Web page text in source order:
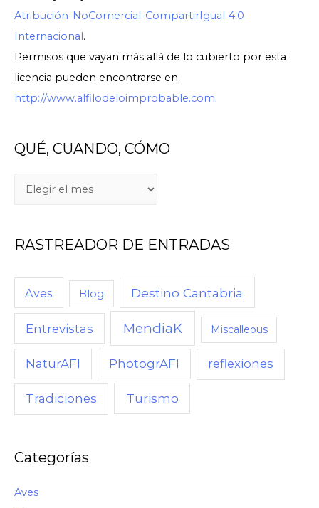
Atribución-NoComercial-CompartirIgual 4.0
Internacional.
Permisos que vayan más allá de lo cubierto por esta
licencia pueden encontrarse en
http://www.alfilodeloimprobable.com.
QUÉ, CUANDO, CÓMO
RASTREADOR DE ENTRADAS
Aves Blog Destino Cantabria
Entrevistas MendiaK Miscalleous
NaturAFI PhotogrAFI reflexiones
Tradiciones Turismo
Categorías
Aves